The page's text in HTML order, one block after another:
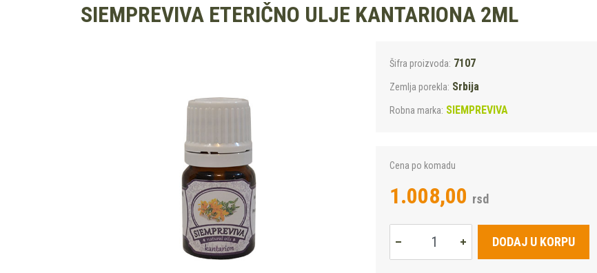
SIEMPREVIVA ETERIČNO ULJE KANTARIONA 2ML
Šifra proizvoda: 7107
Zemlja porekla: Srbija
Robna marka: SIEMPREVIVA
Cena po komadu
1.008,00 rsd
DODAJ U KORPU